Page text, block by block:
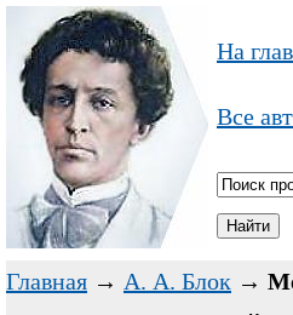
На
Все
Главная → А. А. Блок →